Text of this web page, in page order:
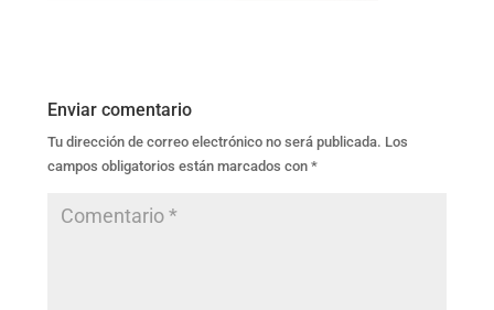
Enviar comentario
Tu dirección de correo electrónico no será publicada. Los
campos obligatorios están marcados con *